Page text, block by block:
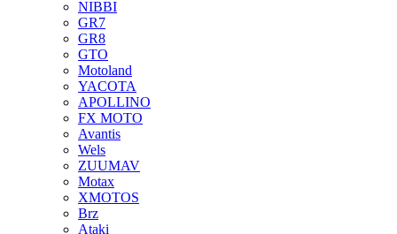
NIBBI
GR7
GR8
GTO
Motoland
YACOTA
APOLLINO
FX MOTO
Avantis
Wels
ZUUMAV
Motax
XMOTOS
Brz
Ataki